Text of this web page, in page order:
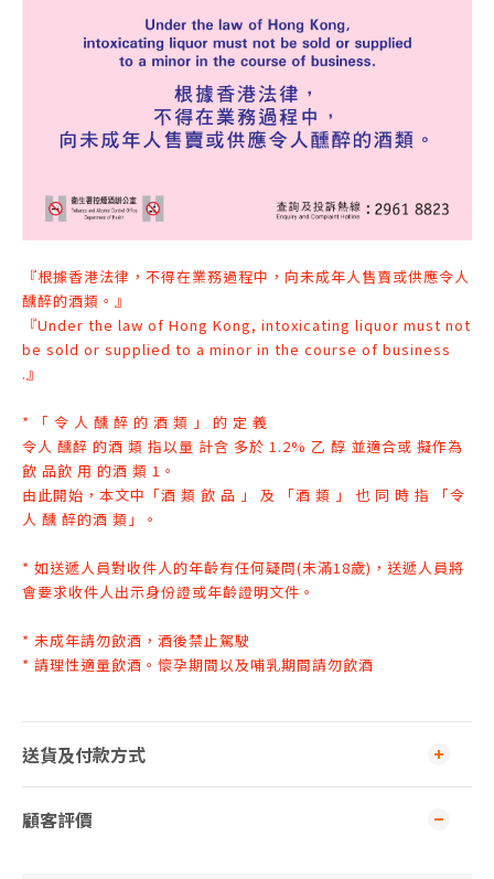
『根據香港法律，不得在業務過程中，向未成年人售賣或供應令人
醺醉的酒類。』
『Under the law of Hong Kong, intoxicating liquor must not
be sold or supplied to a minor in the course of business
.』
* 「 令 人 醺 醉 的 酒 類 」 的 定 義
令人 醺醉 的酒 類 指以量 計含 多於 1.2% 乙 醇 並適合或 擬作為
飲 品飲 用 的酒 類 1。
由此開始，本文中「酒 類 飲 品 」 及 「酒 類 」 也 同 時 指 「令
人 醺 醉的酒 類」。
* 如送遞人員對收件人的年齡有任何疑問(未滿18歲)，送遞人員將
會要求收件人出示身份證或年齡證明文件 。
* 未成年請勿飲酒，酒後禁止駕駛
* 請理性適量飲酒。懷孕期間以及哺乳期間請勿飲酒
送貨及付款方式
顧客評價